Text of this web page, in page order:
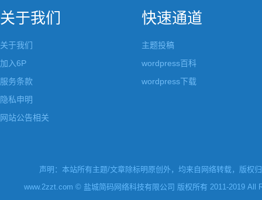
关于我们
关于我们
加入6P
服务条款
隐私申明
网站公告相关
快速通道
主题投稿
wordpress百科
wordpress下载
声明：本站所有主题/文章除标明原创外，均来自网络转载，版权
www.2zzt.com © 盐城简码网络科技有限公司 版权所有 2011-2019